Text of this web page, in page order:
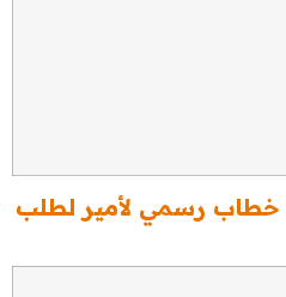
خطاب رسمي لأمير لطلب